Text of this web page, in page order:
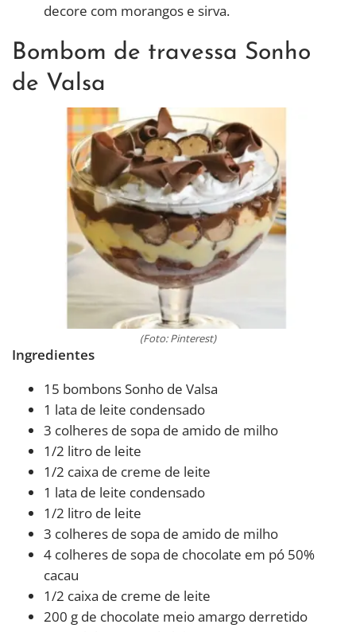
decore com morangos e sirva.
Bombom de travessa Sonho
de Valsa
(Foto: Pinterest)
Ingredientes
15 bombons Sonho de Valsa
1 lata de leite condensado
3 colheres de sopa de amido de milho
1/2 litro de leite
1/2 caixa de creme de leite
1 lata de leite condensado
1/2 litro de leite
3 colheres de sopa de amido de milho
4 colheres de sopa de chocolate em pó 50%
cacau
1/2 caixa de creme de leite
200 g de chocolate meio amargo derretido